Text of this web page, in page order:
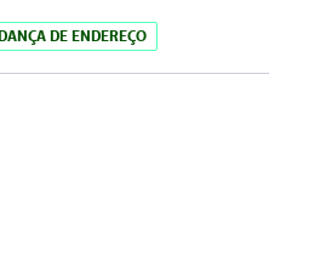
DE ENDEREÇO